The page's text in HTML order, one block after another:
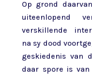
Op grond
uiteenlopend
verskillende
na sy dood
geskiedenis van
daar spore is